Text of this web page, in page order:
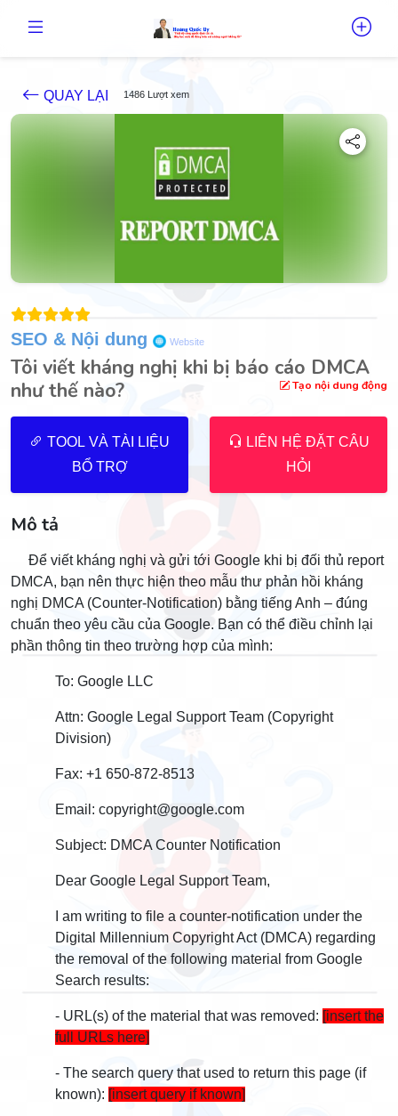
QUAY LẠI 1486 Lượt xem
SEO & Nội dung Website
Tôi viết kháng nghị khi bị báo cáo DMCA
như thế nào?
Tạo nội dung động
TOOL VÀ TÀI LIỆU
BỔ TRỢ
LIÊN HỆ ĐẶT CÂU
HỎI
Mô tả
Để viết kháng nghị và gửi tới Google khi bị đối thủ report
DMCA, bạn nên thực hiện theo mẫu thư phản hồi kháng
nghị DMCA (Counter-Notification) bằng tiếng Anh – đúng
chuẩn theo yêu cầu của Google. Bạn có thể điều chỉnh lại
phần thông tin theo trường hợp của mình:
To: Google LLC
Attn: Google Legal Support Team (Copyright
Division)
Fax: +1 650-872-8513
Email: copyright@google.com
Subject: DMCA Counter Notification
Dear Google Legal Support Team,
I am writing to file a counter-notification under the
Digital Millennium Copyright Act (DMCA) regarding
the removal of the following material from Google
Search results:
- URL(s) of the material that was removed: [insert the
full URLs here]
- The search query that used to return this page (if
known): [insert query if known]